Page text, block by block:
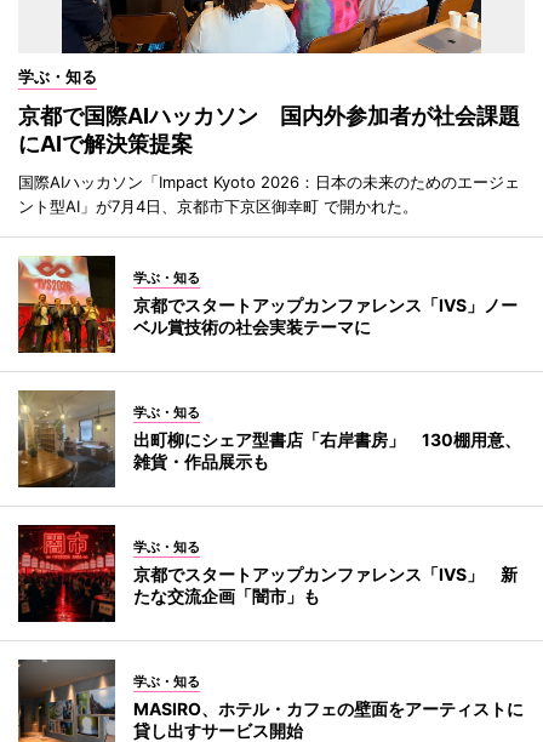
学ぶ・知る
京都で国際AIハッカソン 国内外参加者が社会課題
にAIで解決策提案
国際AIハッカソン「Impact Kyoto 2026：日本の未来のためのエージェ
ント型AI」が7月4日、京都市下京区御幸町 で開かれた。
学ぶ・知る
京都でスタートアップカンファレンス「IVS」ノー
ベル賞技術の社会実装テーマに
学ぶ・知る
出町柳にシェア型書店「右岸書房」 130棚用意、
雑貨・作品展示も
学ぶ・知る
京都でスタートアップカンファレンス「IVS」 新
たな交流企画「闇市」も
学ぶ・知る
MASIRO、ホテル・カフェの壁面をアーティストに
貸し出すサービス開始